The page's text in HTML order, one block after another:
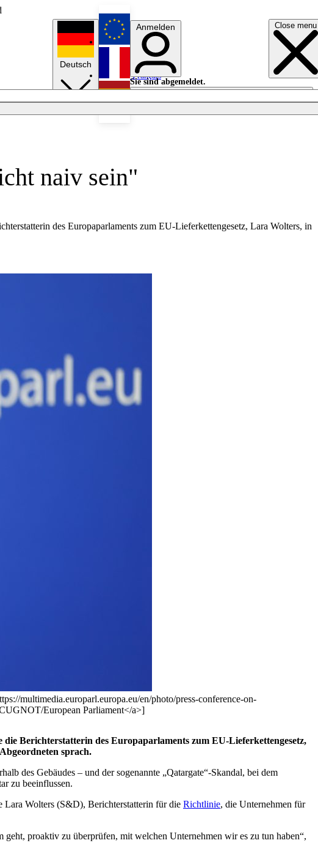
Close menu
Deutsch
English
Français
Anmelden
Sie sind abgemeldet.
Anmelden
Licht aus
naiv sein"
des Europaparlaments zum EU-Lieferkettengesetz, Lara Wolters, in
multimedia.europarl.europa.eu/en/photo/press-conference-on-
European Parliament</a>]
Berichterstatterin des Europaparlaments zum EU-Lieferkettengesetz,
sprach.
des Gebäudes – und der sogenannte „Qatargate“-Skandal, bei dem
zu beeinflussen.
Lara Wolters (S&D), Berichterstatterin für die Richtlinie, die Unternehmen für
proaktiv zu überprüfen, mit welchen Unternehmen wir es zu tun haben“,